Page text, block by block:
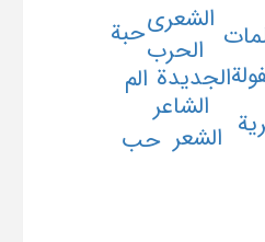
الجدیدة
الحرب
الشاعر
الشعر
الشعری
الم
حب
حبة